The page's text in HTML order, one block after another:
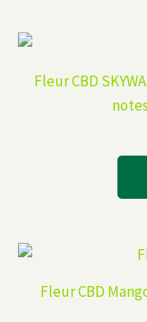
Fleur CBD
Fleur CBD